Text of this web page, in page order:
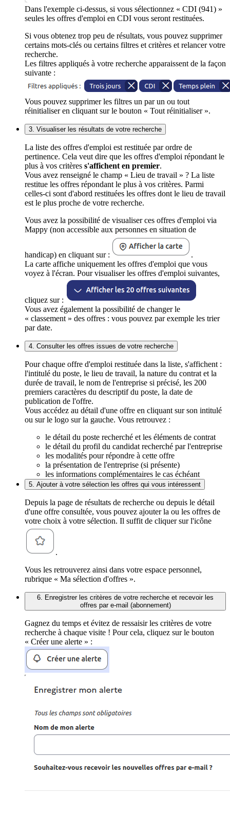
Dans l'exemple ci-dessus, si vous sélectionnez « CDI (941) »
seules les offres d'emploi en CDI vous seront restituées.
Si vous obtenez trop peu de résultats, vous pouvez supprimer
certains mots-clés ou certains filtres et critères et relancer votre
recherche.
Les filtres appliqués à votre recherche apparaissent de la façon
suivante :
Vous pouvez supprimer les filtres un par un ou tout
réinitialiser en cliquant sur le bouton « Tout réinitialiser ».
3. Visualiser les résultats de votre recherche
La liste des offres d'emploi est restituée par ordre de
pertinence. Cela veut dire que les offres d'emploi répondant le
plus à vos critères s'affichent en premier.
Vous avez renseigné le champ « Lieu de travail » ? La liste
restitue les offres répondant le plus à vos critères. Parmi
celles-ci sont d'abord restituées les offres dont le lieu de travail
est le plus proche de votre recherche.
Vous avez la possibilité de visualiser ces offres d'emploi via
Mappy (non accessible aux personnes en situation de
handicap) en cliquant sur :
.
La carte affiche uniquement les offres d'emploi que vous
voyez à l'écran. Pour visualiser les offres d'emploi suivantes,
cliquez sur :
Vous avez également la possibilité de changer le
« classement » des offres : vous pouvez par exemple les trier
par date.
4. Consulter les offres issues de votre recherche
Pour chaque offre d'emploi restituée dans la liste, s'affichent :
l'intitulé du poste, le lieu de travail, la nature du contrat et la
durée de travail, le nom de l'entreprise si précisé, les 200
premiers caractères du descriptif du poste, la date de
publication de l'offre.
Vous accédez au détail d'une offre en cliquant sur son intitulé
ou sur le logo sur la gauche. Vous retrouvez :
le détail du poste recherché et les éléments de contrat
le détail du profil du candidat recherché par l'entreprise
les modalités pour répondre à cette offre
la présentation de l'entreprise (si présente)
les informations complémentaires le cas échéant
5. Ajouter à votre sélection les offres qui vous intéressent
Depuis la page de résultats de recherche ou depuis le détail
d'une offre consultée, vous pouvez ajouter la ou les offres de
votre choix à votre sélection. Il suffit de cliquer sur l'icône
.
Vous les retrouverez ainsi dans votre espace personnel,
rubrique « Ma sélection d'offres ».
6. Enregistrer les critères de votre recherche et recevoir les
offres par e-mail (abonnement)
Gagnez du temps et évitez de ressaisir les critères de votre
recherche à chaque visite ! Pour cela, cliquez sur le bouton
« Créer une alerte » :